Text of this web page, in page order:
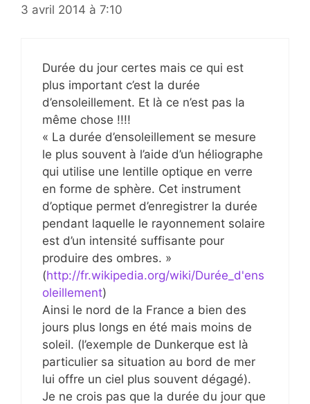
3 avril 2014 à 7:10
Durée du jour certes mais ce qui est
plus important c’est la durée
d’ensoleillement. Et là ce n’est pas la
même chose !!!!
« La durée d’ensoleillement se mesure
le plus souvent à l’aide d’un héliographe
qui utilise une lentille optique en verre
en forme de sphère. Cet instrument
d’optique permet d’enregistrer la durée
pendant laquelle le rayonnement solaire
est d’un intensité suffisante pour
produire des ombres. »
(http://fr.wikipedia.org/wiki/Durée_d'ens
oleillement)
Ainsi le nord de la France a bien des
jours plus longs en été mais moins de
soleil. (l’exemple de Dunkerque est là
particulier sa situation au bord de mer
lui offre un ciel plus souvent dégagé).
Je ne crois pas que la durée du jour que